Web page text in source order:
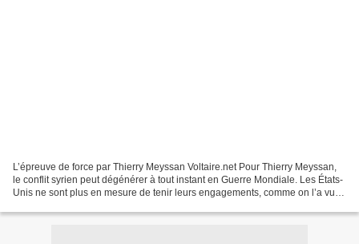
L’épreuve de force par Thierry Meyssan Voltaire.net Pour Thierry Meyssan,
le conflit syrien peut dégénérer à tout instant en Guerre Mondiale. Les États-
Unis ne sont plus en mesure de tenir leurs engagements, comme on l’a vu